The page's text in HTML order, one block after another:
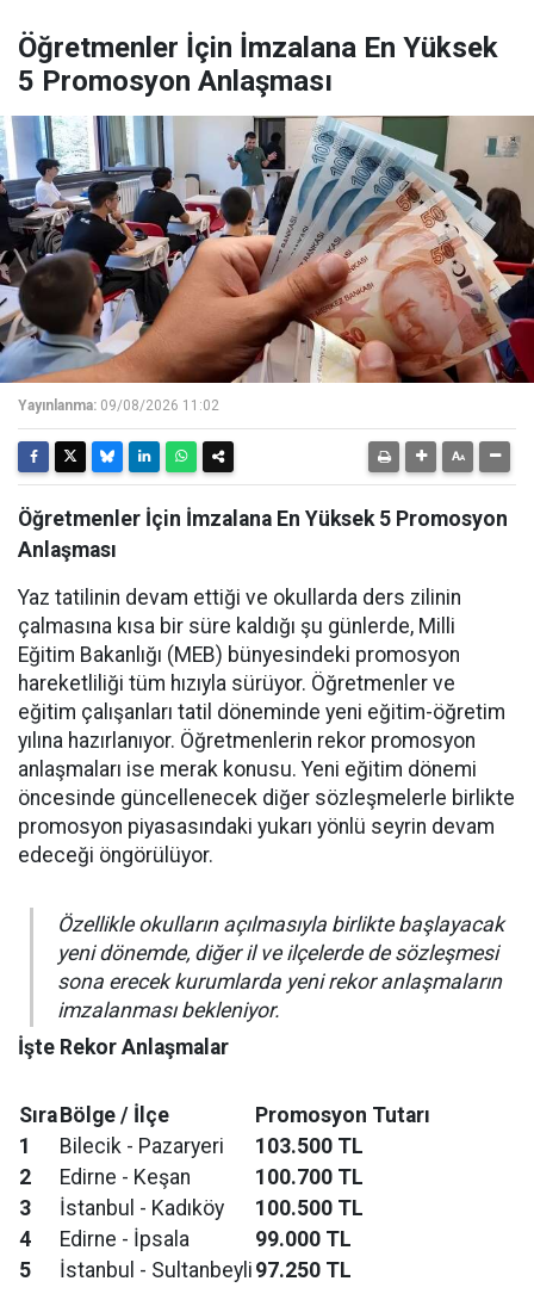
Öğretmenler İçin İmzalana En Yüksek
5 Promosyon Anlaşması
Yayınlanma: 09/08/2026 11:02
Öğretmenler İçin İmzalana En Yüksek 5 Promosyon
Anlaşması
Yaz tatilinin devam ettiği ve okullarda ders zilinin
çalmasına kısa bir süre kaldığı şu günlerde, Milli
Eğitim Bakanlığı (MEB) bünyesindeki promosyon
hareketliliği tüm hızıyla sürüyor. Öğretmenler ve
eğitim çalışanları tatil döneminde yeni eğitim-öğretim
yılına hazırlanıyor. Öğretmenlerin rekor promosyon
anlaşmaları ise merak konusu. Yeni eğitim dönemi
öncesinde güncellenecek diğer sözleşmelerle birlikte
promosyon piyasasındaki yukarı yönlü seyrin devam
edeceği öngörülüyor.
Özellikle okulların açılmasıyla birlikte başlayacak
yeni dönemde, diğer il ve ilçelerde de sözleşmesi
sona erecek kurumlarda yeni rekor anlaşmaların
imzalanması bekleniyor.
İşte Rekor Anlaşmalar
Sıra Bölge / İlçe
Promosyon Tutarı
1
Bilecik - Pazaryeri
103.500 TL
2
Edirne - Keşan
100.700 TL
3
İstanbul - Kadıköy
100.500 TL
4
Edirne - İpsala
99.000 TL
5
İstanbul - Sultanbeyli 97.250 TL